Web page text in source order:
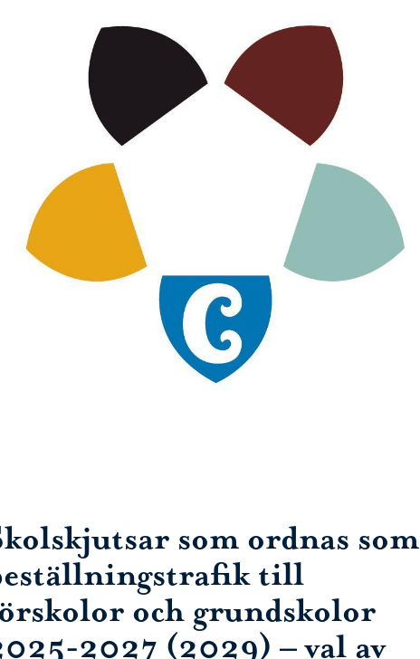
som ordnas som
till
och grundskolor
2027 (2029) – val av